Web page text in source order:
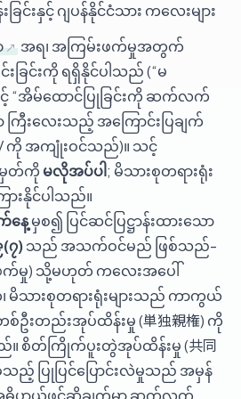
ခြင်းနှင့် ဂျပန်နိုင်ငံသား ကလေးများ
အရ၊ အကြမ်းဖက်မှုအတွက်
းခြင်းကို ရရှိနိုင်ပါသည် (“မ
င့် “အိမ်ထောင်ပြုခြင်းကို ဆက်လက်
ြီးလေးသည့် အကြောင်းပြချက်
ကို အကျုံးဝင်သည်)။ သင့်
တ်ကို မလိုအပ်ပါ; မိသားစုတရားရုံး
ားနိုင်ပါသည်။
နေ့မှစ၍ ပြင်ဆင်ပြဋ္ဌာန်းထားသော
၇)သည် အသက်ဝင်မည် ဖြစ်သည်-
ဖက်မှု) သို့မဟုတ် ကလေးအပေါ်
သားစုတရားရုံးများသည် ကာကွယ်
းတည်းအုပ်ထိန်းမှု (単独親権) ကို
ည်။ စိတ်ကြိုက်ပူးတွဲအုပ်ထိန်းမှု (共同
ည့် ပြုပြင်ပြောင်းလဲမှုသည် အမှန်
ပ္ပာယ်ဖွင့်ဆိုချက်မှာ ဆက်လက်